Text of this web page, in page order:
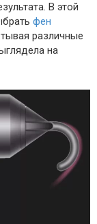
В этой
фен
различные
на